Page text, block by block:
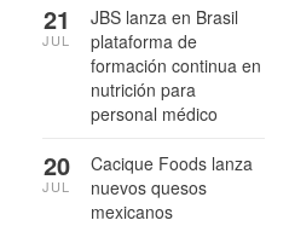
JBS lanza en Brasil
plataforma de
formación continua en
nutrición para
personal médico
21
JUL
Cacique Foods lanza
nuevos quesos
mexicanos
20
JUL